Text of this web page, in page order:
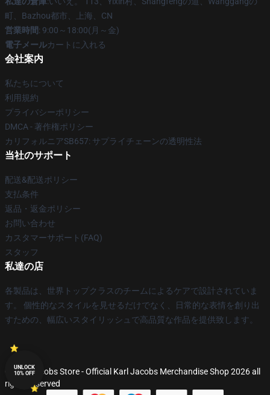
町、Bazhou都市、上海、CN
営業時間: 9:00～18:00(月～金)
電子メールカートに入れる
会社案内
私たちについて
利用規約
プライバシーポリシー
DMCA - 著作権ポリシー
カリフォルニアSB657: サプライチェーンの透明性法
当社のサポート
配送&配送ポリシー
支払条件
返品・返金ポリシー
お問い合わせ
カスタマーサポート(FAQ)
スタッフ
私達の店
各製品は、世界トップクラスのチームによるケアで設計されていま
す。 個性的なスタイルを見せるだけでなく、日常的な表情を創り出
すための、幅広いスタイリッシュで高品質な作品を提供致します。
© Karl Jacobs Store - Official Karl Jacobs Merchandise Shop 2026 all
rights reserved
UNLOCK
10% OFF